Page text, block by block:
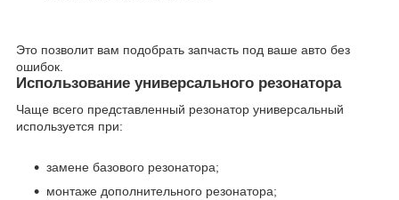
Это позволит вам подобрать запчасть под ваше авто без
ошибок.
Использование универсального резонатора
Чаще всего представленный резонатор универсальный
используется при:
замене базового резонатора;
монтаже дополнительного резонатора;